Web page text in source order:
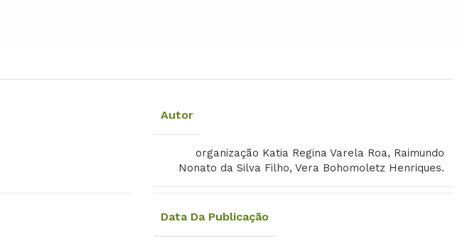
Autor
organização Katia Regina Varela Roa, Raimundo
Nonato da Silva Filho, Vera Bohomoletz Henriques.
Data Da Publicação